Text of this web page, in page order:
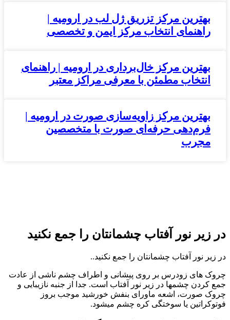
بهترین مرکز تزریق ژل لب در ارومیه |
راهنمای انتخاب مرکز ایمن و تخصصی
بهترین مرکز خال‌برداری در ارومیه | راهنمای
انتخاب مطمئن با معرفی مراکز معتبر
بهترین مرکز زاویه‌سازی صورت در ارومیه |
فرم‌دهی حرفه‌ای صورت با متخصصین
مجرب
در زیر نور آفتاب چشمانتان را جمع نکنید
در زیر نور آفتاب چشمانتان را جمع نکنید..
چروک های زودرس بر روی پیشانی و اطراف چشم ناشی از عادت
جمع کردن چشمها در زیر نور آفتاب است. جدا از جنبه نازیبایی و
چروک صورت، اشعه ماورای بنفش خورشید موجب بروز
فوتوکراتین یا سوختگی کره چشم میشود.